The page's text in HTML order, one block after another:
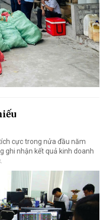
cực trong nửa đầu năm
ghi nhận kết quả kinh doanh